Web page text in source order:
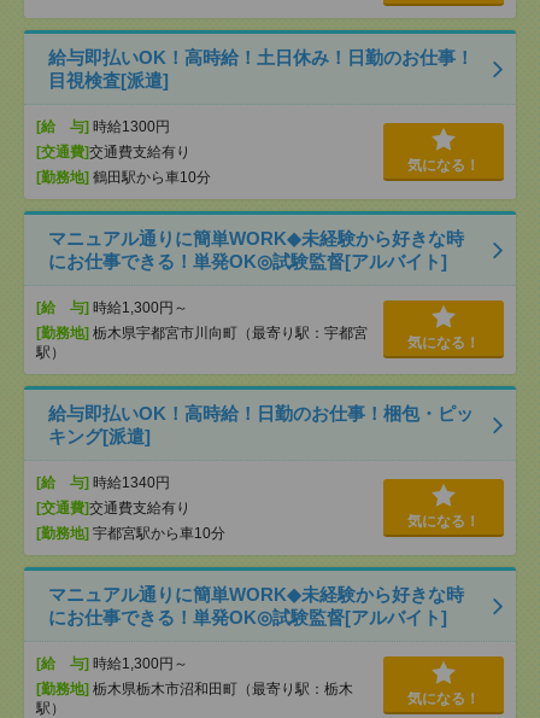
給与即払いOK！高時給！土日休み！日勤のお仕事！
目視検査[派遣]
[給 与] 時給1300円
[交通費]交通費支給有り
[勤務地] 鶴田駅から車10分
気になる！
マニュアル通りに簡単WORK◆未経験から好きな時
にお仕事できる！単発OK◎試験監督[アルバイト]
[給 与] 時給1,300円～
[勤務地] 栃木県宇都宮市川向町（最寄り駅：宇都宮
駅）
気になる！
給与即払いOK！高時給！日勤のお仕事！梱包・ピッ
キング[派遣]
[給 与] 時給1340円
[交通費]交通費支給有り
[勤務地] 宇都宮駅から車10分
気になる！
マニュアル通りに簡単WORK◆未経験から好きな時
にお仕事できる！単発OK◎試験監督[アルバイト]
[給 与] 時給1,300円～
[勤務地] 栃木県栃木市沼和田町（最寄り駅：栃木
駅）
気になる！